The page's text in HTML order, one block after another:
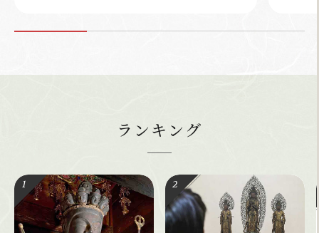
ランキング